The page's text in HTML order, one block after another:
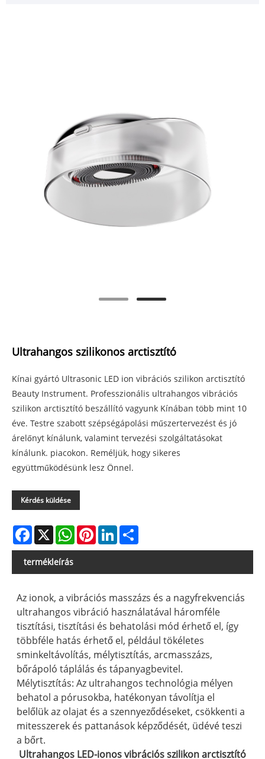
Ultrahangos szilikonos arctisztító
Kínai gyártó Ultrasonic LED ion vibrációs szilikon arctisztító
Beauty Instrument. Professzionális ultrahangos vibrációs
szilikon arctisztító beszállító vagyunk Kínában több mint 10
éve. Testre szabott szépségápolási műszertervezést és jó
árelőnyt kínálunk, valamint tervezési szolgáltatásokat
kínálunk. piacokon. Reméljük, hogy sikeres
együttműködésünk lesz Önnel.
Kérdés küldése
Facebook
X WhatsAppPinterestLinkedIn
termékleírás
Az ionok, a vibrációs masszázs és a nagyfrekvenciás
ultrahangos vibráció használatával háromféle
tisztítási, tisztítási és behatolási mód érhető el, így
többféle hatás érhető el, például tökéletes
sminkeltávolítás, mélytisztítás, arcmasszázs,
bőrápoló táplálás és tápanyagbevitel.
Mélytisztítás: Az ultrahangos technológia mélyen
behatol a pórusokba, hatékonyan távolítja el
belőlük az olajat és a szennyeződéseket, csökkenti a
mitesszerek és pattanások képződését, üdévé teszi
a bőrt. ‌
Ultrahangos LED-ionos vibrációs szilikon arctisztító